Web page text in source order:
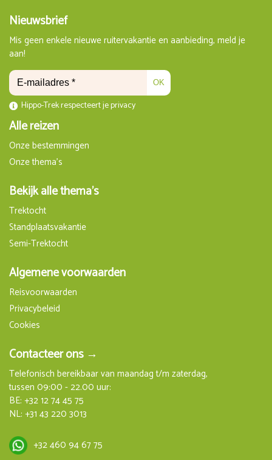
Nieuwsbrief
Mis geen enkele nieuwe ruitervakantie en aanbieding, meld je
aan!
OK
Hippo-Trek respecteert je privacy
Alle reizen
Onze bestemmingen
Onze thema's
Bekijk alle thema's
Trektocht
Standplaatsvakantie
Semi-Trektocht
Algemene voorwaarden
Reisvoorwaarden
Privacybeleid
Cookies
Contacteer ons →
Telefonisch bereikbaar van maandag t/m zaterdag,
tussen 09:00 - 22.00 uur:
BE: +32 12 74 45 75
NL: +31 43 220 3013
+32 460 94 67 75